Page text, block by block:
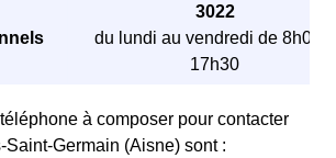
3022
du lundi au vendredi de 8h00 à
17h30
à composer pour contacter
Germain (Aisne) sont :